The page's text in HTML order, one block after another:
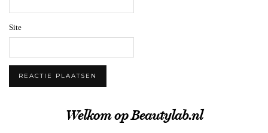
Site
Welkom op Beautylab.nl